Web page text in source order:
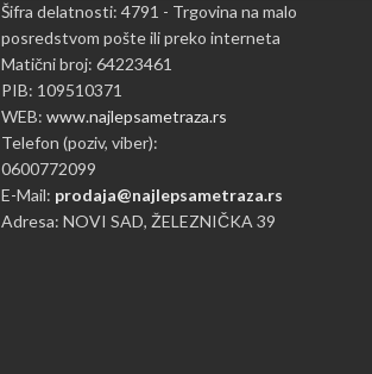
Šifra delatnosti: 4791 - Trgovina na malo
posredstvom pošte ili preko interneta
Matični broj: 64223461
PIB: 109510371
WEB: www.najlepsametraza.rs
Telefon (poziv, viber):
0600772099
E-Mail: prodaja@najlepsametraza.rs
Adresa: NOVI SAD, ŽELEZNIČKA 39